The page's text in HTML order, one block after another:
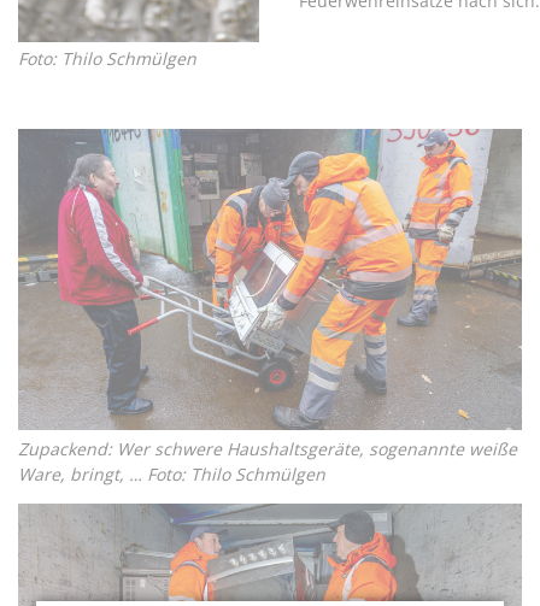
Foto: Thilo Schmülgen
Zupackend: Wer schwere Haushaltsgeräte, sogenannte weiße
Ware, bringt, … Foto: Thilo Schmülgen